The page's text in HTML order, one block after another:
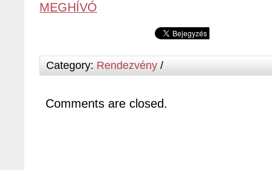
MEGHÍVÓ
Category: Rendezvény /
Comments are closed.